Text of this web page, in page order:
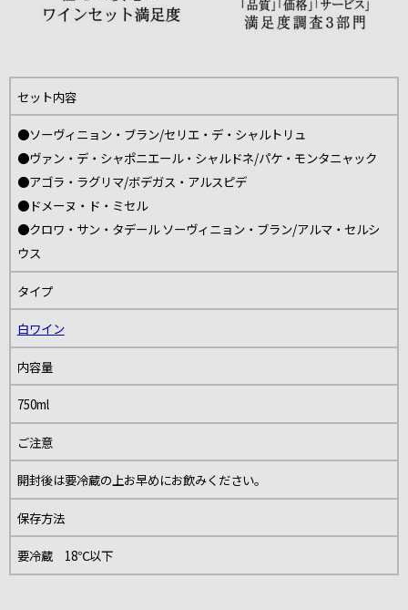
セット内容
●ソーヴィニョン・ブラン/セリエ・デ・シャルトリュ
●ヴァン・デ・シャポニエール・シャルドネ/パケ・モンタニャック
●アゴラ・ラグリマ/ボデガス・アルスピデ
●ドメーヌ・ド・ミセル
●クロワ・サン・タデール ソーヴィニョン・ブラン/アルマ・セルシ
ウス
タイプ
白ワイン
内容量
750ml
ご注意
開封後は要冷蔵の上お早めにお飲みください。
保存方法
要冷蔵 18℃以下